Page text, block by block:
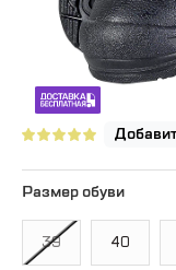
Размер обуви
39 40